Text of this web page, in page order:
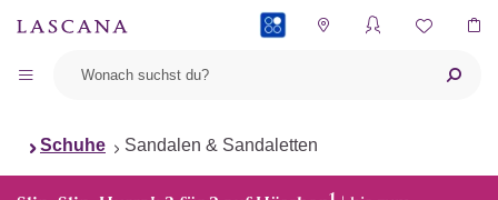
Schuhe Sandalen & Sandaletten